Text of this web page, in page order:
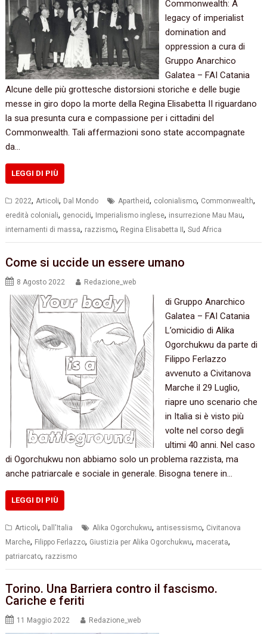
Commonwealth: A
legacy of imperialist
domination and
oppression a cura di
Gruppo Anarchico
Galatea – FAI Catania
Alcune delle più grottesche distorsioni storiche e delle bugie
messe in giro dopo la morte della Regina Elisabetta II riguardano
la sua presunta cura e compassione per i cittadini del
Commonwealth. Tali affermazioni sono state accompagnate
da…
LEGGI DI PIÙ
2022,Articoli, Dal Mondo Apartheid, colonialismo, Commonwealth,
eredità coloniali, genocidi, Imperialismo inglese, insurrezione Mau Mau,
internamenti di massa, razzismo, Regina Elisabetta II,Sud Africa
Come si uccide un essere umano
8 Agosto 2022 Redazione_web
di Gruppo Anarchico
Galatea – FAI Catania
L’omicidio di Alika
Ogorchukwu da parte di
Filippo Ferlazzo
avvenuto a Civitanova
Marche il 29 Luglio,
riapre uno scenario che
in Italia si è visto più
volte nel corso degli
ultimi 40 anni. Nel caso
di Ogorchukwu non abbiamo solo un problema razzista, ma
anche patriarcale e sociale in generale. Bisogna tenere in…
LEGGI DI PIÙ
Articoli, Dall'Italia Alika Ogorchukwu, antisessismo, Civitanova
Marche, Filippo Ferlazzo, Giustizia per Alika Ogorchukwu, macerata,
patriarcato, razzismo
Torino. Una Barriera contro il fascismo.
Cariche e feriti
11 Maggio 2022 Redazione_web